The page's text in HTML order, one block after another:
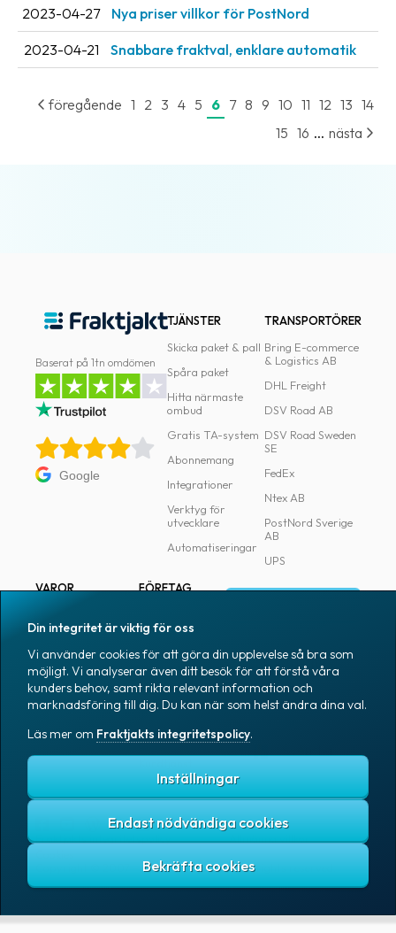
Jobb
&
karriär
Nyhetsarkiv
Förbjudet
farligt
innehåll
2023-04-27 Nya priser villkor för PostNord
2023-04-21 Snabbare fraktval, enklare automatik
föregående 1 2 3 4 5 6 7 8 9 10 11 12 13 14
15 16 ... nästa
Baserat på 1tn omdömen
Google
TJÄNSTER
Skicka paket & pall
Spåra paket
Hitta närmaste
ombud
Gratis TA-system
Abonnemang
Integrationer
Verktyg för
utvecklare
Automatiseringar
TRANSPORTÖRER
Bring E-commerce
& Logistics AB
DHL Freight
DSV Road AB
DSV Road Sweden
SE
FedEx
Ntex AB
PostNord Sverige
AB
UPS
VAROR
Märkning
Emballage
Emballagetillbehör
Kontorsvaror
FÖRETAG
Pressrum
Medarbetare
Jobb & karriär
Nyhetsarkiv
Blogg
Skapa konto
Fraktjakts integritetspolicy
Allmänna villkor
Copyright © 2007 – 2026 Fraktjakt AB. All rights reserved.
Din integritet är viktig för oss
Vi använder cookies för att göra din upplevelse så bra som
möjligt. Vi analyserar även ditt besök för att förstå våra
kunders behov, samt rikta relevant information och
marknadsföring till dig. Du kan när som helst ändra dina val.
Läs mer om Fraktjakts integritetspolicy.
Inställningar
Endast nödvändiga cookies